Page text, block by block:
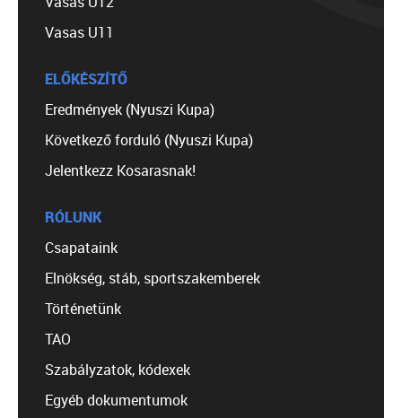
Vasas U11
ELŐKÉSZÍTŐ
Eredmények (Nyuszi Kupa)
Következő forduló (Nyuszi Kupa)
Jelentkezz Kosarasnak!
RÓLUNK
Csapataink
Elnökség, stáb, sportszakemberek
Történetünk
TAO
Szabályzatok, kódexek
Egyéb dokumentumok